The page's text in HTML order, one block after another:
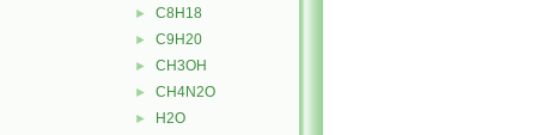
► C8H18
► C9H20
► CH3OH
► CH4N2O
► H2O